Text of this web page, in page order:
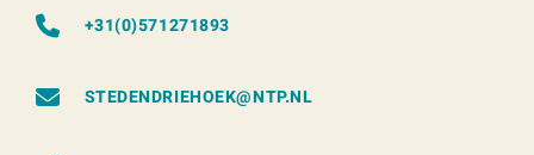
+31(0)571271893
STEDENDRIEHOEK@NTP.NL